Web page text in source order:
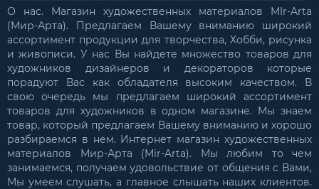
О нас. Магазин художественных материалов MIr-Arta
(Мир-Арта). Предлагаем Вашему вниманию широкий
ассортимент продукции для творчества, Хобби, рисунка
и живописи. У нас Вы найдете множество товаров для
художников дизайнеров и декораторов которые
порадуют Вас как обладателя высоким качеством. В
свою очередь мы предлагаем широкий ассортимент
товаров для художников в одном магазине. Мы знаем
товар, который предлагаем Вашему вниманию и хорошо
разбираемся в нем. Интернет магазин художественных
материалов Мир-Арта (Mir-Arta). Мы любим то чем
занимаемся, получаем удовольствие от общения с Вами,
Мы умеем слушать, а главное слышать наших клиентов.